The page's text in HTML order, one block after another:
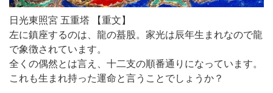
日光東照宮 五重塔 【重文】
左に鎮座するのは、龍の蟇股。家光は辰年生まれなので龍
で象徴されています。
全くの偶然とは言え、十二支の順番通りになっています。
これも生まれ持った運命と言うことでしょうか？